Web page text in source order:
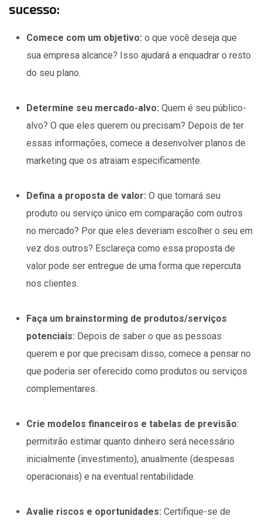
sucesso:
Comece com um objetivo: o que você deseja que
sua empresa alcance? Isso ajudará a enquadrar o resto
do seu plano.
Determine seu mercado-alvo: Quem é seu público-
alvo? O que eles querem ou precisam? Depois de ter
essas informações, comece a desenvolver planos de
marketing que os atraiam especificamente.
Defina a proposta de valor: O que tornará seu
produto ou serviço único em comparação com outros
no mercado? Por que eles deveriam escolher o seu em
vez dos outros? Esclareça como essa proposta de
valor pode ser entregue de uma forma que repercuta
nos clientes.
Faça um brainstorming de produtos/serviços
potenciais: Depois de saber o que as pessoas
querem e por que precisam disso, comece a pensar no
que poderia ser oferecido como produtos ou serviços
complementares.
Crie modelos financeiros e tabelas de previsão:
permitirão estimar quanto dinheiro será necessário
inicialmente (investimento), anualmente (despesas
operacionais) e na eventual rentabilidade.
Avalie riscos e oportunidades: Certifique-se de